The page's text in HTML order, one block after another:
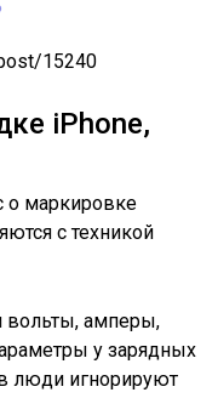
15240
iPhone,
о маркировке
с техникой
вольты, амперы,
у зарядных
люди игнорируют